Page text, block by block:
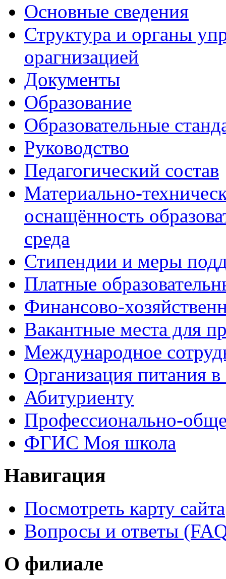
Основные сведения
Структура и органы
орагнизацией
Документы
Образование
Образовательные
Руководство
Педагогический состав
Материально-
оснащённость
среда
Стипендии и меры
Платные
Финансово-
Вакантные места для
Международное
Организация питания в
Абитуриенту
Профессионально-
ФГИС Моя школа
Навигация
Посмотреть карту сайта
Вопросы и ответы
О филиале